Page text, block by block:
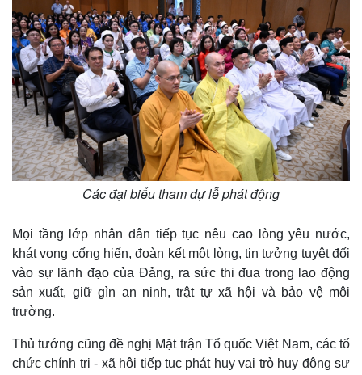
Khởi nghiệp
Tiêu dùng
Tỷ giá
Chứng khoán
Giá cà phê
Các đại biểu tham dự lễ phát động
Mọi tầng lớp nhân dân tiếp tục nêu cao lòng yêu nước,
khát vọng cống hiến, đoàn kết một lòng, tin tưởng tuyệt đối
vào sự lãnh đạo của Đảng, ra sức thi đua trong lao động
sản xuất, giữ gìn an ninh, trật tự xã hội và bảo vệ môi
trường.
Thủ tướng cũng đề nghị Mặt trận Tổ quốc Việt Nam, các tổ
chức chính trị - xã hội tiếp tục phát huy vai trò huy động sự